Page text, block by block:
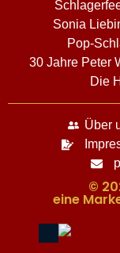
Sonia
Pop-
30 Jahre Peter
Die
Über
©
eine